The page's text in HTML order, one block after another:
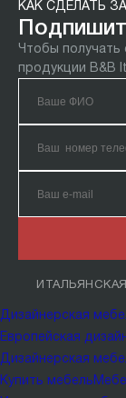
КАК СДЕЛАТЬ
Чтобы
продукции B&B
Дизайнерская
Европейская
Дизайнерская
Купить мебель